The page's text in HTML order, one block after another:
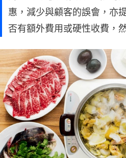
惠，減少與顧客的誤會，亦
否有額外費用或硬性收費，